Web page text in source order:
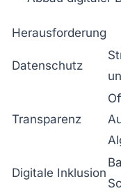
Herausforderung
Datenschutz
Transparenz
Digitale Inklusion